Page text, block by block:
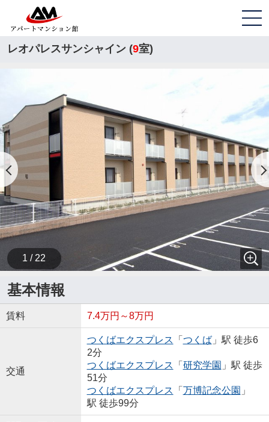
レオパレスサンシャイン (9室)
1 / 22
基本情報
賃料 7.4万円～8万円
交通
つくばエクスプレス 「 つくば」駅 徒歩6
2分
つくばエクスプレス 「 研究学園 」駅 徒歩
51分
つくばエクスプレス 「 万博記念公園 」
駅 徒歩99分